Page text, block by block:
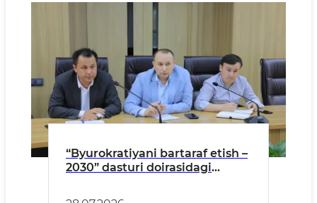
“Byurokratiyani bartaraf etish –
2030” dasturi doirasidagi